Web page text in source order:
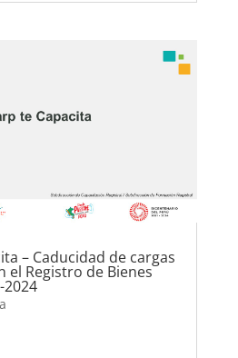
– Caducidad de cargas
el Registro de Bienes
2024